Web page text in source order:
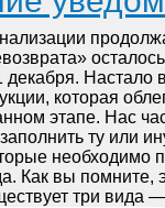
декабря. Настало
которая
этапе. Нас
ту или
необходимо
Как вы помните,
три вида